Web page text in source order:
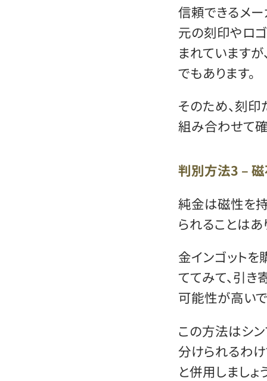
信頼できるメー
元の刻印やロ
まれています
でもあります。
そのため、刻
組み合わせて
判別方法3 –
純金は磁性を
られることはあ
金インゴット
ててみて、引
可能性が高いで
この方法はシ
分けられるわ
と併用しましょ